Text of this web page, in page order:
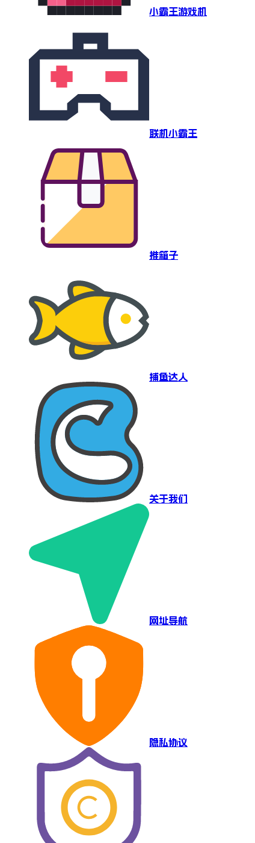
小霸王游戏机
联机小霸王
推箱子
捕鱼达人
关于我们
网址导航
隐私协议